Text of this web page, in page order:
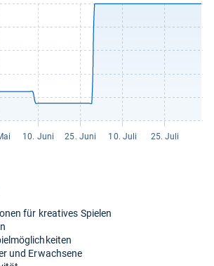
für krea­ti­ves Spie­len
und Erwach­sene